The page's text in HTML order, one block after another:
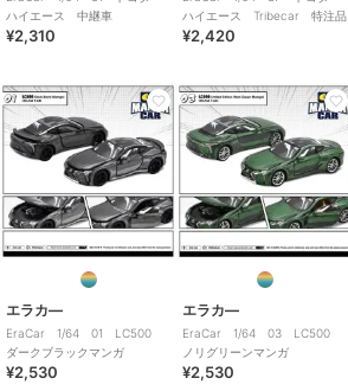
ハイエース 中継車
¥2,310
ハイエース Tribecar 特注品
¥2,420
エラカ―
EraCar 1/64 01 LC500
ダークブラックマンガ
¥2,530
エラカ―
EraCar 1/64 03 LC500
ノリグリーンマンガ
¥2,530